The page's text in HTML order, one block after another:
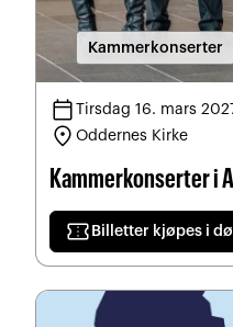
Kammerkonserter
calendar_todayTirsdag 16. mars
location_onOddernes Kirke
Kammerkonserter i
confirmation_number Billetter kjøpes i